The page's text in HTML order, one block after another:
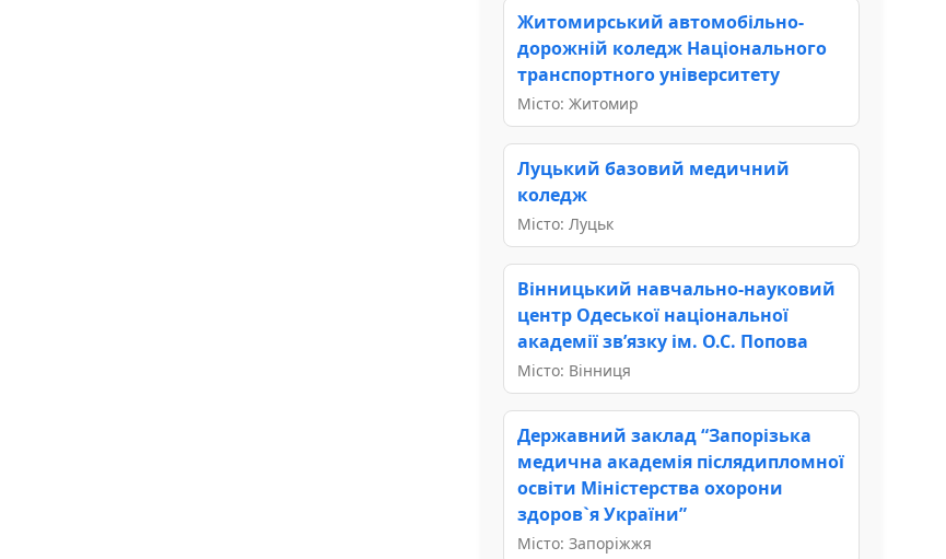
Житомирський автомобільно-
дорожній коледж Національного
транспортного університету
Місто: Житомир
Луцький базовий медичний
коледж
Місто: Луцьк
Вінницький навчально-науковий
центр Одеської національної
академії зв’язку ім. О.С. Попова
Місто: Вінниця
Державний заклад “Запорізька
медична академія післядипломної
освіти Міністерства охорони
здоров`я України”
Місто: Запоріжжя